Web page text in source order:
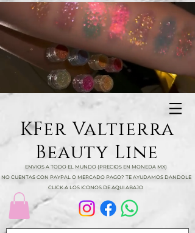
KFer Valtierra
Beauty Line
ENVIOS A TODO EL MUNDO (PRECIOS EN MONEDA MX)
NO CUENTAS CON PAYPAL O MERCADO PAGO? TE AYUDAMOS DANDOLE
CLICK A LOS ICONOS DE AQUI ABAJO